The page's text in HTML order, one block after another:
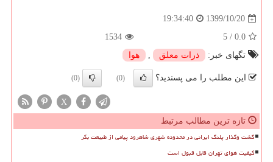
1399/10/20
19:34:40
0.0
/
5
1534
تگهای خبر:
ذرات معلق , هوا
این مطلب را می پسندید؟ (0)
(0)
X
تازه ترین مطالب مرتبط
گشت وگذار پلنگ ایرانی در محدوده شهری شاهرود پیامی از طبیعت بکر
کیفیت هوای تهران قابل قبول است